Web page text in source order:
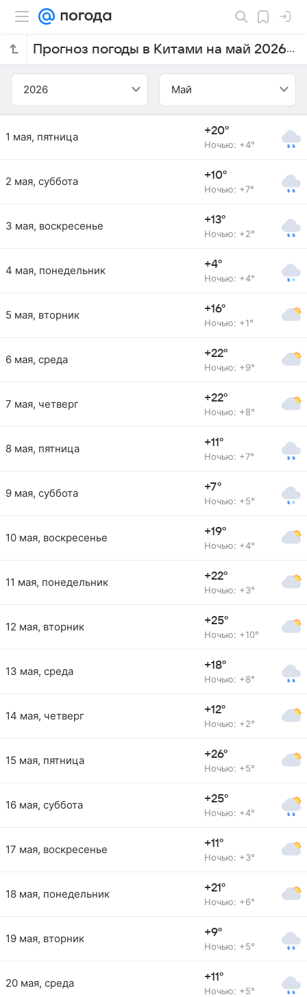
Прогноз погоды в Китами на май 2026 года
2026 Май
1 мая, пятница +20°
Ночью: +4°
2 мая, суббота +10°
Ночью: +7°
3 мая, воскресенье +13°
Ночью: +2°
4 мая, понедельник +4°
Ночью: +4°
5 мая, вторник +16°
Ночью: +1°
6 мая, среда +22°
Ночью: +9°
7 мая, четверг +22°
Ночью: +8°
8 мая, пятница +11°
Ночью: +7°
9 мая, суббота +7°
Ночью: +5°
10 мая, воскресенье +19°
Ночью: +4°
11 мая, понедельник +22°
Ночью: +3°
12 мая, вторник +25°
Ночью: +10°
13 мая, среда +18°
Ночью: +8°
14 мая, четверг +12°
Ночью: +2°
15 мая, пятница +26°
Ночью: +5°
16 мая, суббота +25°
Ночью: +4°
17 мая, воскресенье +11°
Ночью: +3°
18 мая, понедельник +21°
Ночью: +6°
19 мая, вторник +9°
Ночью: +5°
20 мая, среда +11°
Ночью: +5°